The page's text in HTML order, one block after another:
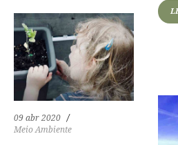
09 abr 2020
Meio Ambiente